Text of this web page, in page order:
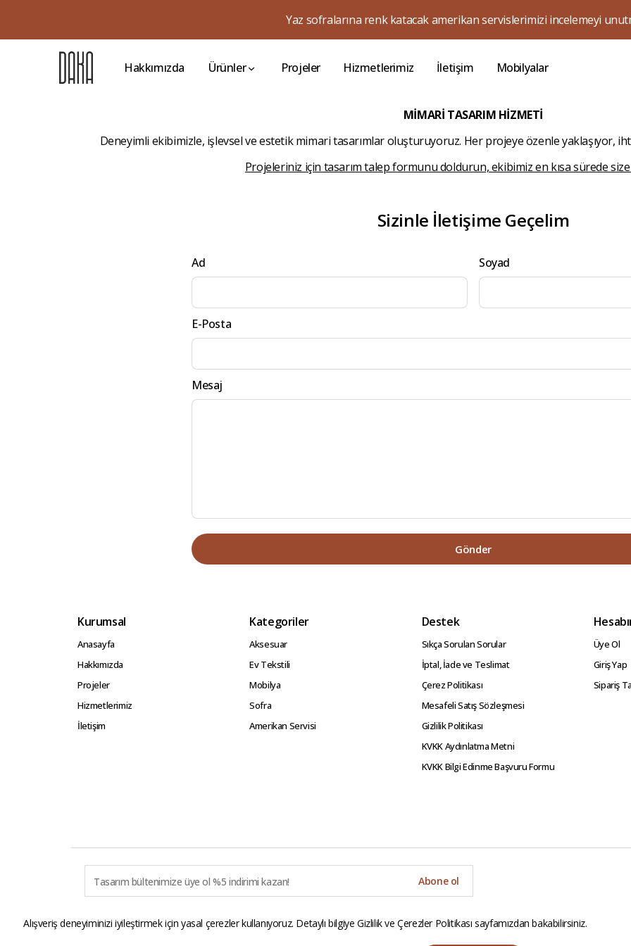
Yaz sofralarına renk katacak amerikan servislerimizi incelemeyi
Hakkımızda Ürünler Projeler Hizmetlerimiz İletişim Mobilyalar
Alışveriş deneyiminizi iyileştirmek için yasal çerezler kullanıyoruz. Detaylı bilgiyeGizlilik ve Çerezler Politikasısayfamızdan bakabilirsiniz.
MİMARİ TASARIM HİZMETİ
Deneyimli ekibimizle, işlevsel ve estetik mimari tasarımlar oluşturuyoruz. Her projeye özenle yaklaşıyor,
Projeleriniz için tasarım talep formunu doldurun, ekibimiz en kısa sürede size
Sizinle İletişime Geçelim
Ad Soyad
E-Posta
Mesaj
Gönder
Kurumsal
Anasayfa
Hakkımızda
Projeler
Hizmetlerimiz
İletişim
Kategoriler
Aksesuar
Ev Tekstili
Mobilya
Sofra
Amerikan Servisi
Destek
Sıkça Sorulan Sorular
İptal, İade ve Teslimat
Çerez Politikası
Mesafeli Satış Sözleşmesi
Gizlilik Politikası
KVKK Aydınlatma Metni
KVKK Bilgi Edinme Başvuru Formu
Üye Ol
Giriş Yap
Sipariş
Abone ol